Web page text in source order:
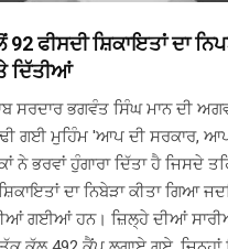
ਫੀਸਦੀ ਸ਼ਿਕਾਇਤਾਂ ਦਾ
ਦਿੱਤੀਆਂ
ਸਰਦਾਰ ਭਗਵੰਤ ਸਿੰਘ ਮਾਨ ਦੀ
ਗਈ ਮੁਹਿੰਮ 'ਆਪ ਦੀ ਸਰਕਾਰ,
ਨੇ ਭਰਵਾਂ ਹੁੰਗਾਰਾ ਦਿੱਤਾ ਹੈ ਜਿਸਦੇ
ਦਾ ਨਿਬੇੜਾ ਕੀਤਾ ਗਿਆ
ਗਈਆਂ ਹਨ। ਜ਼ਿਲ੍ਹੇ ਦੀਆਂ